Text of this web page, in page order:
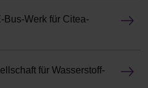
Bus-Werk für Citea-
für Wasserstoff-